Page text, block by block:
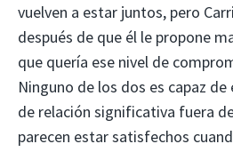
vuelven a estar juntos, pero
después de que él le propone
que quería ese nivel de
Ninguno de los dos es capaz
de relación significativa fuera
parecen estar satisfechos